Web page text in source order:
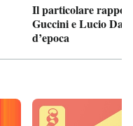
Il particolare
Guccini e Lucio
d’epoca